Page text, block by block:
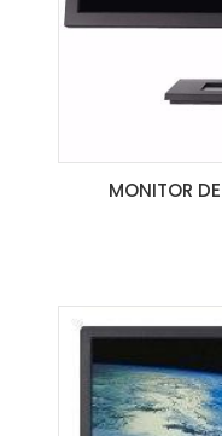
MONITOR